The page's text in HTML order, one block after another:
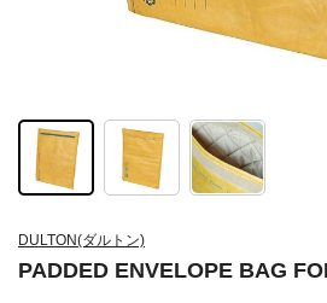
DULTON(ダルトン)
PADDED ENVELOPE BAG